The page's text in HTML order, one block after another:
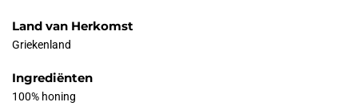
Land van Herkomst
Griekenland
Ingrediënten
100% honing